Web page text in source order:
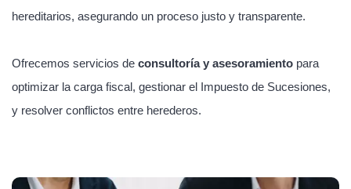
hereditarios, asegurando un proceso justo y transparente.
Ofrecemos servicios de consultoría y asesoramiento para
optimizar la carga fiscal, gestionar el Impuesto de Sucesiones,
y resolver conflictos entre herederos.